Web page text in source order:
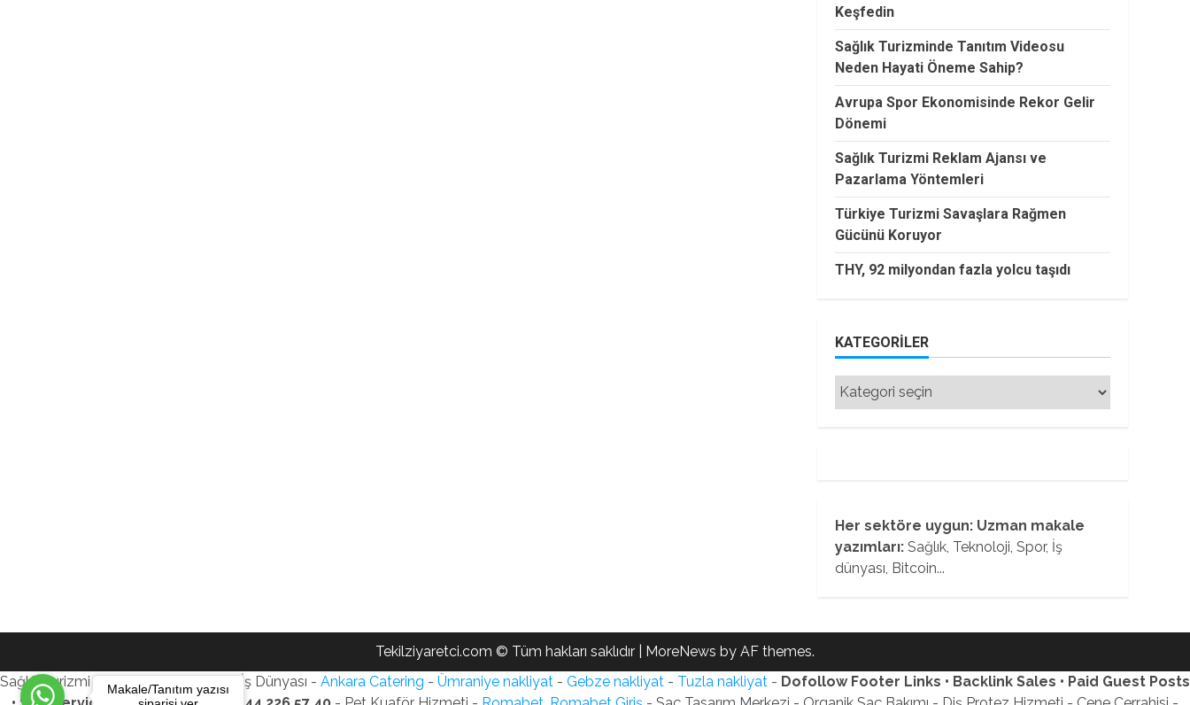
Keşfedin
Sağlık Turizminde Tanıtım Videosu
Neden Hayati Öneme Sahip?
Avrupa Spor Ekonomisinde Rekor Gelir
Dönemi
Sağlık Turizmi Reklam Ajansı ve
Pazarlama Yöntemleri
Türkiye Turizmi Savaşlara Rağmen
Gücünü Koruyor
THY, 92 milyondan fazla yolcu taşıdı
KATEGORILER
Kategoriler
Her sektöre uygun: Uzman makale
yazımları:Sağlık, Teknoloji, Spor, İş
dünyası, Bitcoin...
Tekilziyaretci.com © Tüm hakları saklıdır MoreNews by AF themes.
Sağlık Turizmi Reklam Ajansı - Gezi - İş Dünyası - Ankara Catering - Ümraniye nakliyat - Gebze nakliyat - Tuzla nakliyat - Dofollow Footer Links • Backlink Sales • Paid Guest Posts
Makale/Tanıtım yazısı